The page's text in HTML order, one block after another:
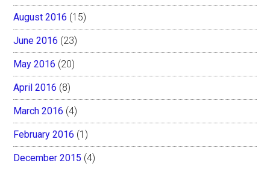
August 2016 (15)
June 2016 (23)
May 2016 (20)
April 2016 (8)
March 2016 (4)
February 2016 (1)
December 2015 (4)